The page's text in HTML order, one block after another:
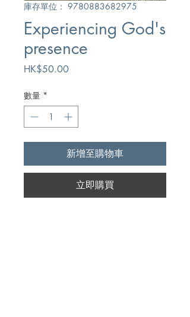
庫存單位： 9780883682975
Experiencing God's
presence
HK$50.00價
數量 *
新增至購物車
立即購買